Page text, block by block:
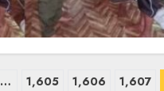
… 1,605 1,606 1,607